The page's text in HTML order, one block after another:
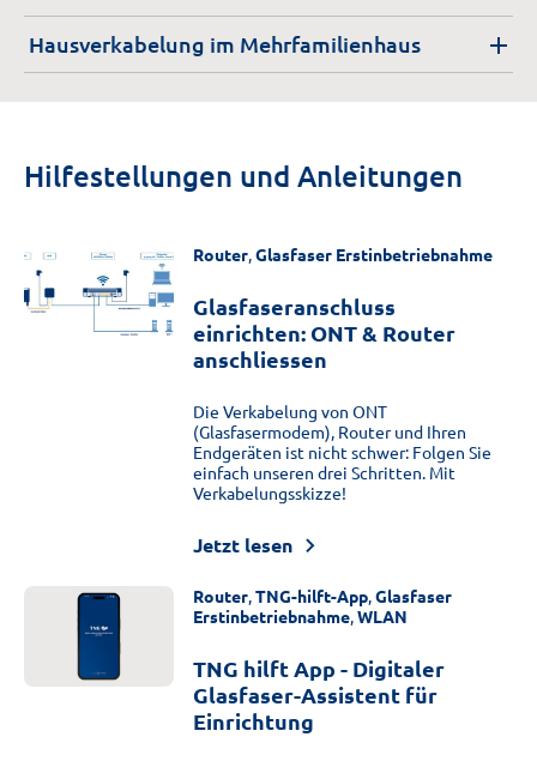
Hausverkabelung im Mehrfamilienhaus
Hilfestellungen und Anleitungen
Router,Glasfaser Erstinbetriebnahme
Glasfaseranschluss
einrichten: ONT & Router
anschliessen
Die Verkabelung von ONT
(Glasfasermodem), Router und Ihren
Endgeräten ist nicht schwer: Folgen Sie
einfach unseren drei Schritten. Mit
Verkabelungsskizze!
Jetzt lesen
Router,TNG-hilft-App,Glasfaser
Erstinbetriebnahme,WLAN
TNG hilft App - Digitaler
Glasfaser-Assistent für
Einrichtung